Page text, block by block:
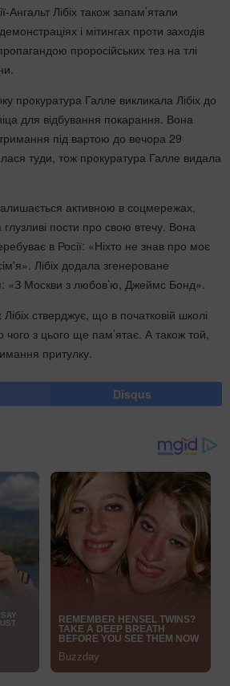
Лібіх також запам’ятали
і мітингах проти заходів
проросійських тез на тлі
прокуратура Галле викликала Лібіх до
для відбування покарання. Вона
під вартою до вечора 29
туди, тож прокуратура Галле видала
активною в соцмережах,
пости про свою втечу. Вона
в Росії: «Ніхто не знав про моє
Лібіх додала згенероване
«З Москви з любов’ю, Джеймс Бонд».
стверджує, що в початковій школі
чого з цього ще пам’ятає. А також той,
притулку.
Disqus